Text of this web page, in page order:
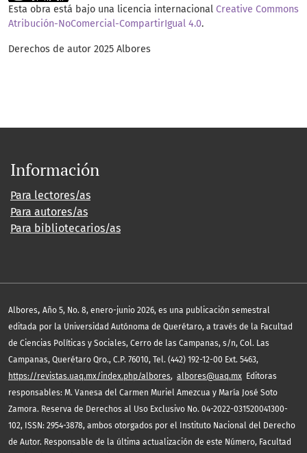
Esta obra está bajo una licencia internacional Creative Commons
Atribución-NoComercial-CompartirIgual 4.0.
Derechos de autor 2025 Albores
Información
Para lectores/as
Para autores/as
Para bibliotecarios/as
Albores, Año 5, No. 8, enero-junio 2026, es una publicación semestral
editada por la Universidad Autónoma de Querétaro, a través de la Facultad
de Ciencias Políticas y Sociales, Cerro de las Campanas, s/n, Col. Las
Campanas, Querétaro Qro., C.P. 76010, Tel. (442) 192-12-00 Ext. 5463,
https://revistas.uaq.mx/index.php/albores, albores@uaq.mx Editoras
responsables: M. Vanesa del Carmen Muriel Amezcua y María José Soto
Zamora. Reserva de Derechos al Uso Exclusivo No. 04-2022-031520041300-
102, ISSN: 2954-3878, ambos otorgados por el Instituto Nacional del Derecho
de Autor. Responsable de la última actualización de este Número, Facultad